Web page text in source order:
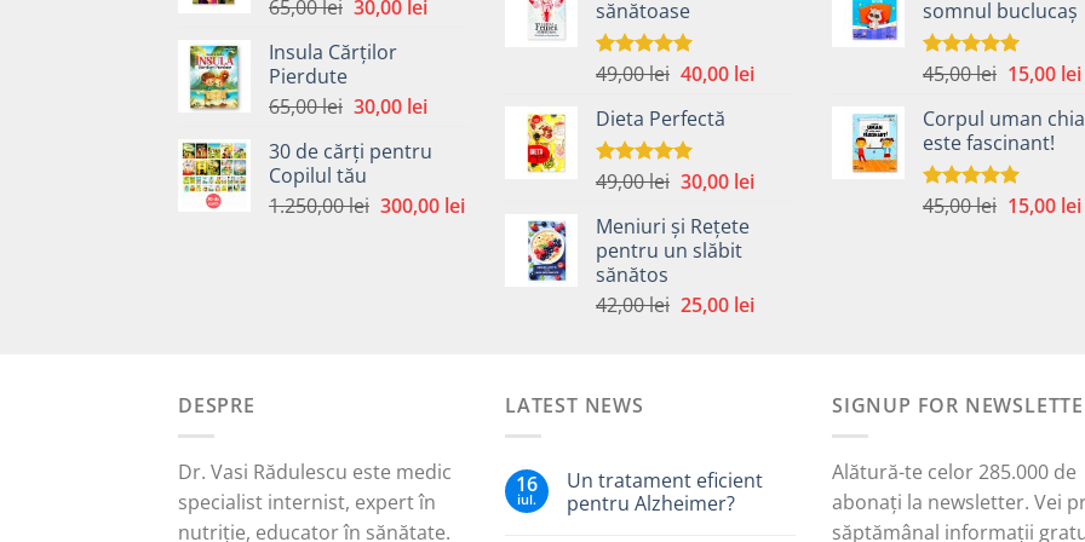
65,00lei Prețul
a
65,00 lei.
30,00 leiPrețul
Insula Cărților
Pierdute
65,00lei Prețul
a
fost:
65,00 lei.
30,00 leiPrețul
este:
30 de cărți pentru
Copilul tău
1.250,00lei Prețul
300,00 leiPrețul
300,00 lei.
fost:
59,00 lei.
sănătoase
Evaluat la
49,00lei Prețul
a
fost:
49,00 lei.
40,00 leiPrețul
Dieta Perfectă
Evaluat la
49,00lei Prețul
a
fost:
30,00 leiPrețul
Meniuri și Rețete
pentru un slăbit
sănătos
42,00lei Prețul
25,00 leiPrețul
fost:
59,00 lei.
somnul buclucaș
Evaluat la
45,00lei Prețul
a
fost:
45,00 lei.
15,00 lei
Corpul uman
este fascinant!
Evaluat la
45,00lei Prețul
15,00 lei
DESPRE
Dr. Vasi Rădulescu este medic
specialist internist, expert în
nutriție, educator în sănătate.
LATEST NEWS
16
iul.
Un tratament eficient
pentru Alzheimer?
SIGNUP FOR
Alătură-te celor 285.000 de
abonați la newsletter. Vei
săptămânal informații